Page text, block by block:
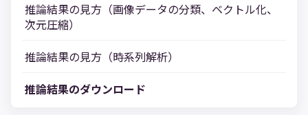
推論結果の見方（画像データの分類、ベクトル化、
次元圧縮）
推論結果の見方（時系列解析）
推論結果のダウンロード